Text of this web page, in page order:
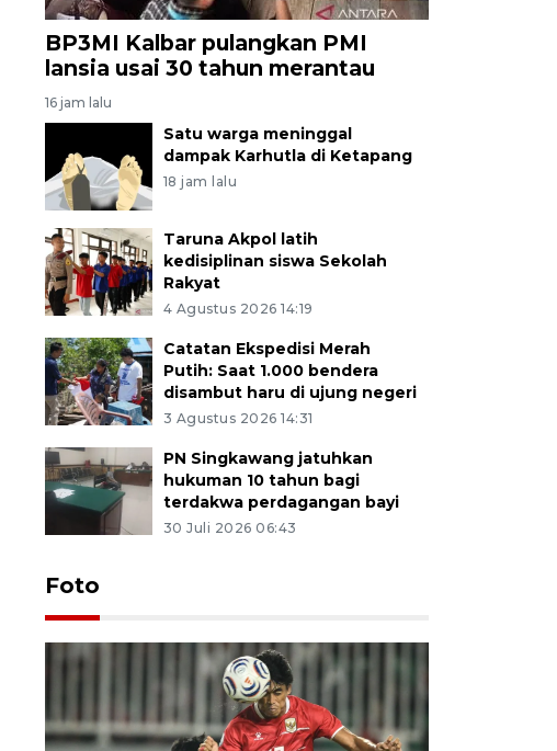
BP3MI Kalbar pulangkan PMI
lansia usai 30 tahun merantau
16 jam lalu
Satu warga meninggal
dampak Karhutla di Ketapang
18 jam lalu
Taruna Akpol latih
kedisiplinan siswa Sekolah
Rakyat
4 Agustus 2026 14:19
Catatan Ekspedisi Merah
Putih: Saat 1.000 bendera
disambut haru di ujung negeri
3 Agustus 2026 14:31
PN Singkawang jatuhkan
hukuman 10 tahun bagi
terdakwa perdagangan bayi
30 Juli 2026 06:43
Foto